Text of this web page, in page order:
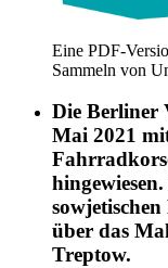
Eine PDF-
Sammeln von
Die Berliner
Mai 2021
über das
Treptow.